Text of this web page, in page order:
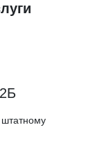
штатному